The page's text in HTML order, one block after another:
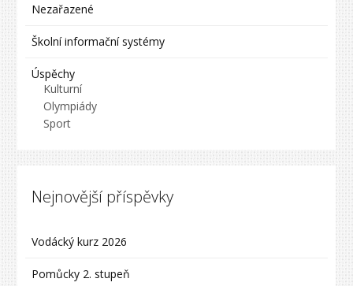
Nezařazené
Školní informační systémy
Úspěchy
Kulturní
Olympiády
Sport
Nejnovější příspěvky
Vodácký kurz 2026
Pomůcky 2. stupeň